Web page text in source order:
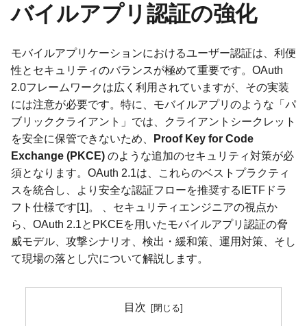
バイルアプリ認証の強化
モバイルアプリケーションにおけるユーザー認証は、利便
性とセキュリティのバランスが極めて重要です。OAuth
2.0フレームワークは広く利用されていますが、その実装
には注意が必要です。特に、モバイルアプリのような「パ
ブリッククライアント」では、クライアントシークレット
を安全に保管できないため、
Proof Key for Code
Exchange (PKCE) のような追加のセキュリティ対策が必
須となります。OAuth 2.1は、これらのベストプラクティ
スを統合し、より安全な認証フローを推奨するIETFドラ
フト仕様です[1]。 、セキュリティエンジニアの視点か
ら、OAuth 2.1とPKCEを用いたモバイルアプリ認証の脅
威モデル、攻撃シナリオ、検出・緩和策、運用対策、そし
て現場の落とし穴について解説します。
目次